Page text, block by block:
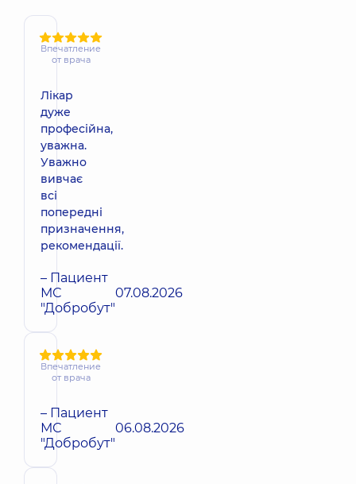
Впечатление
от врача
Лікар
дуже
професійна,
уважна.
Уважно
вивчає
всі
попередні
призначення,
рекомендації.
– Пациент
МС
"Добробут"
07.08.2026
Впечатление
от врача
– Пациент
МС
"Добробут"
06.08.2026